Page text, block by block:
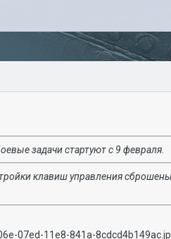
задачи стартуют с 9 февраля.
клавиш управления